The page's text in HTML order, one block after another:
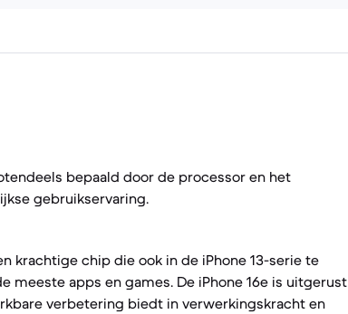
bepaald door de processor en het
gebruikservaring.
krachtige chip die ook in de iPhone 13-serie te
apps en games. De iPhone 16e is uitgerust
verbetering biedt in verwerkingskracht en